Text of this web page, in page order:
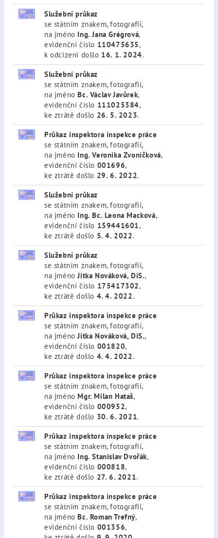
Služební průkaz
se státním znakem, fotografií,
na jméno Ing. Jana Grégrová,
evidenční číslo 110475635,
k odcizení došlo 16. 1. 2024.
Služební průkaz
se státním znakem, fotografií,
na jméno Bc. Václav Javůrek,
evidenční číslo 111025384,
ke ztrátě došlo 26. 5. 2023.
Průkaz inspektora inspekce práce
se státním znakem, fotografií,
na jméno Ing. Veronika Zvoníčková,
evidenční číslo 001696,
ke ztrátě došlo 29. 6. 2022.
Služební průkaz
se státním znakem, fotografií,
na jméno Ing. Bc. Leona Macková,
evidenční číslo 159441601,
ke ztrátě došlo 5. 4. 2022.
Služební průkaz
se státním znakem, fotografií,
na jménoJitka Nováková, DiS.,
evidenční číslo 175417302,
ke ztrátě došlo 4. 4. 2022.
Průkaz inspektora inspekce práce
se státním znakem, fotografií,
na jménoJitka Nováková, DiS.,
evidenční číslo 001820,
ke ztrátě došlo 4. 4. 2022.
Průkaz inspektora inspekce práce
se státním znakem, fotografií,
na jméno Mgr. Milan Hataš,
evidenční číslo 000952,
ke ztrátě došlo 30. 6. 2021.
Průkaz inspektora inspekce práce
se státním znakem, fotografií,
na jméno Ing. Stanislav Dvořák,
evidenční číslo 000818,
ke ztrátě došlo 27. 6. 2021.
Průkaz inspektora inspekce práce
se státním znakem, fotografií,
na jméno Bc. Roman Trefný,
evidenční číslo 001356,